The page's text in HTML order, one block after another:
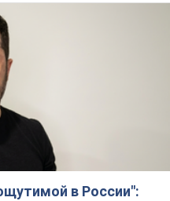
в России":